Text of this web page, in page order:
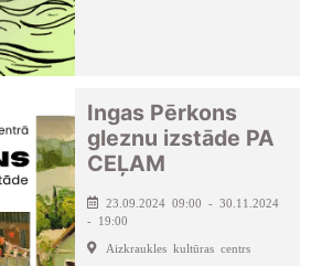
Ingas Pērkons
gleznu izstāde PA
CEĻAM
23.09.2024 09:00 - 30.11.2024
- 19:00
Aizkraukles kultūras centrs